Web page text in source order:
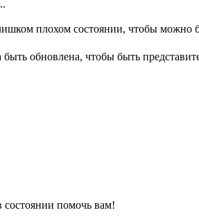
плохом состоянии, чтобы можно
обновлена, чтобы быть
помочь вам!